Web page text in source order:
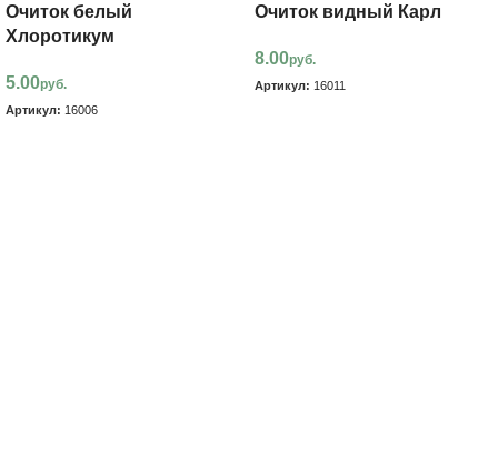
Очиток белый
Хлоротикум
5.00руб.
Артикул: 16006
Очиток видный Карл
8.00руб.
Артикул: 16011